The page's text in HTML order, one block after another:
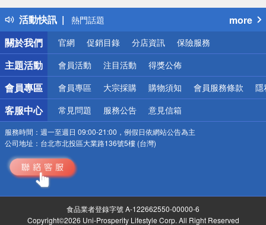
活動快訊
得獎公告
熱門話題
銀行優惠
偏遠地區配送
詐騙網頁！請小心！
more
關於我們
官網 促銷目錄 分店資訊 保險服務
主題活動 會員活動 注目活動 得獎公佈
會員專區 會員專區 大宗採購 購物須知 會員服務條款 隱
客服中心 常見問題 服務公告 意見信箱
服務時間： 週一至週日 09:00-21:00，例假日依網站公告為主
公司地址： 台北市北投區大業路136號5樓 (台灣)
食品業者登錄字號 A-122662550-00000-6
Copyright©2026 Uni-Prosperity Lifestyle Corp. All Right Reserved